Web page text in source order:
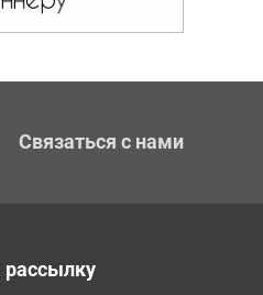
Связаться с нами
рассылку